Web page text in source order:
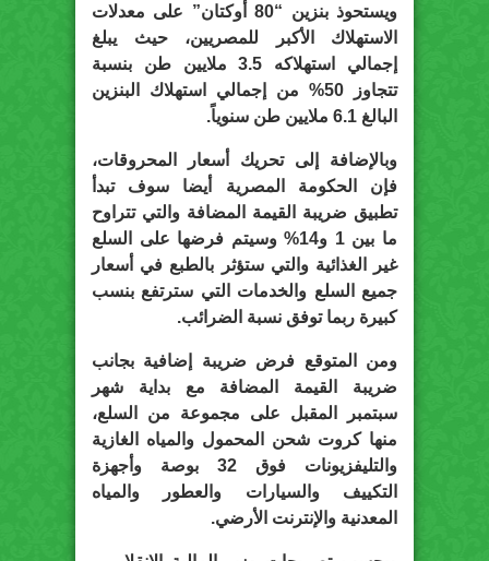
ويستحوذ بنزين “80 أوكتان” على معدلات
الاستهلاك الأكبر للمصريين، حيث يبلغ
إجمالي استهلاكه 3.5 ملايين طن بنسبة
تتجاوز 50% من إجمالي استهلاك البنزين
البالغ 6.1 ملايين طن سنوياً.
وبالإضافة إلى تحريك أسعار المحروقات،
فإن الحكومة المصرية أيضا سوف تبدأ
تطبيق ضريبة القيمة المضافة والتي تتراوح
ما بين 1 و14% وسيتم فرضها على السلع
غير الغذائية والتي ستؤثر بالطبع في أسعار
جميع السلع والخدمات التي سترتفع بنسب
كبيرة ربما توفق نسبة الضرائب.
ومن المتوقع فرض ضريبة إضافية بجانب
ضريبة القيمة المضافة مع بداية شهر
سبتمبر المقبل على مجموعة من السلع،
منها كروت شحن المحمول والمياه الغازية
والتليفزيونات فوق 32 بوصة وأجهزة
التكييف والسيارات والعطور والمياه
المعدنية والإنترنت الأرضي.